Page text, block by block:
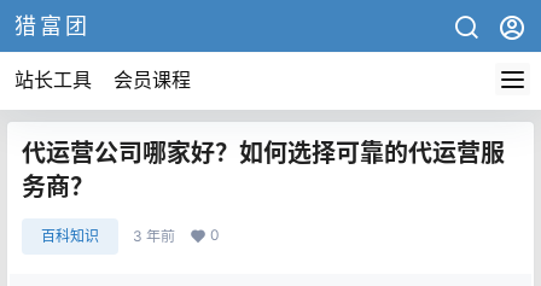
猎富团
站长工具 会员课程
代运营公司哪家好？如何选择可靠的代运营服
务商？
百科知识 3 年前 0